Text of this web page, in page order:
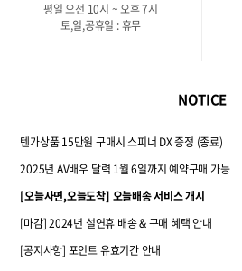
평일 오전 10시 ~ 오후 7시
토,일,공휴일 : 휴무
NOTICE
텐가상품 15만원 구매시 스피너 DX 증정 (종료)
2025년 AV배우 달력 1월 6일까지 예약구매 가능
[오늘사면,오늘도착] 오늘배송 서비스 개시
[마감] 2024년 설연휴 배송 & 구매 혜택 안내
[공지사항] 포인트 유효기간 안내